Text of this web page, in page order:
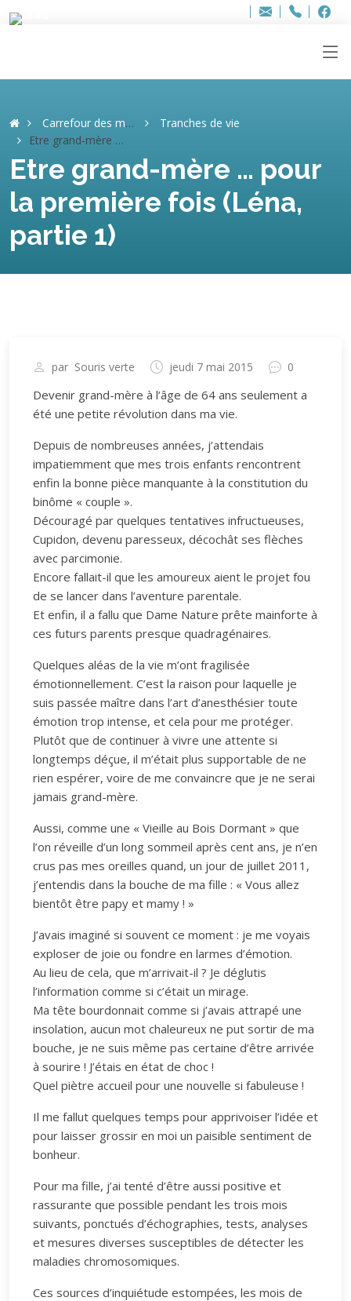
Adresse
info..hâthe..
Tel.
Tel.
Carrefour des mémoires
Tranches de vie
Etre grand-mère … pour la première fois (Léna, partie 1)
Etre grand-mère … pour
la première fois (Léna,
partie 1)
par Souris verte jeudi 7 mai 2015 0
Devenir grand-mère à l’âge de 64 ans seulement a
été une petite révolution dans ma vie.
Depuis de nombreuses années, j’attendais
impatiemment que mes trois enfants rencontrent
enfin la bonne pièce manquante à la constitution du
binôme « couple ».
Découragé par quelques tentatives infructueuses,
Cupidon, devenu paresseux, décochât ses flèches
avec parcimonie.
Encore fallait-il que les amoureux aient le projet fou
de se lancer dans l’aventure parentale.
Et enfin, il a fallu que Dame Nature prête mainforte à
ces futurs parents presque quadragénaires.
Quelques aléas de la vie m’ont fragilisée
émotionnellement. C’est la raison pour laquelle je
suis passée maître dans l’art d’anesthésier toute
émotion trop intense, et cela pour me protéger.
Plutôt que de continuer à vivre une attente si
longtemps déçue, il m’était plus supportable de ne
rien espérer, voire de me convaincre que je ne serai
jamais grand-mère.
Aussi, comme une « Vieille au Bois Dormant » que
l’on réveille d’un long sommeil après cent ans, je n’en
crus pas mes oreilles quand, un jour de juillet 2011,
j’entendis dans la bouche de ma fille : « Vous allez
bientôt être papy et mamy ! »
J’avais imaginé si souvent ce moment : je me voyais
exploser de joie ou fondre en larmes d’émotion.
Au lieu de cela, que m’arrivait-il ? Je déglutis
l’information comme si c’était un mirage.
Ma tête bourdonnait comme si j’avais attrapé une
insolation, aucun mot chaleureux ne put sortir de ma
bouche, je ne suis même pas certaine d’être arrivée
à sourire ! J’étais en état de choc !
Quel piètre accueil pour une nouvelle si fabuleuse !
Il me fallut quelques temps pour apprivoiser l’idée et
pour laisser grossir en moi un paisible sentiment de
bonheur.
Pour ma fille, j’ai tenté d’être aussi positive et
rassurante que possible pendant les trois mois
suivants, ponctués d’échographies, tests, analyses
et mesures diverses susceptibles de détecter les
maladies chromosomiques.
Ces sources d’inquiétude estompées, les mois de